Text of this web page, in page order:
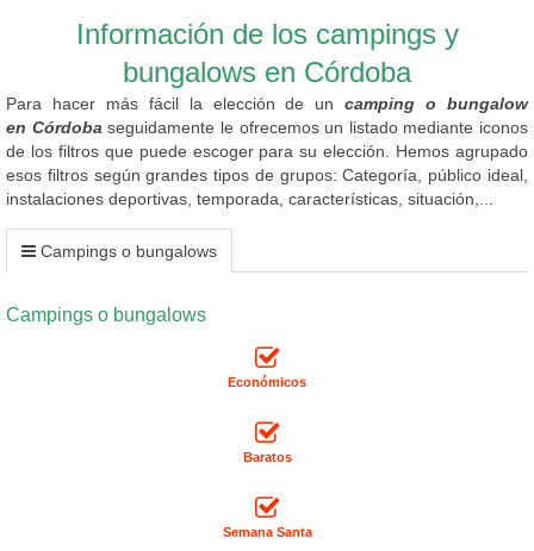
Información de los campings y
bungalows en Córdoba
Para hacer más fácil la elección de uncamping o bungalow
en Córdoba seguidamente le ofrecemos un listado mediante iconos
de los filtros que puede escoger para su elección. Hemos agrupado
esos filtros según grandes tipos de grupos: Categoría, público ideal,
instalaciones deportivas, temporada, características, situación,...
Campings o bungalows
Campings o bungalows
Económicos
Baratos
Semana Santa